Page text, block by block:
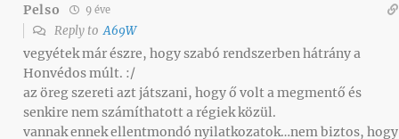
Pelso 9 éve
Reply toA69W
vegyétek már észre, hogy szabó rendszerben hátrány a
Honvédos múlt. :/
az öreg szereti azt játszani, hogy ő volt a megmentő és
senkire nem számíthatott a régiek közül.
vannak ennek ellentmondó nyilatkozatok…nem biztos, hogy